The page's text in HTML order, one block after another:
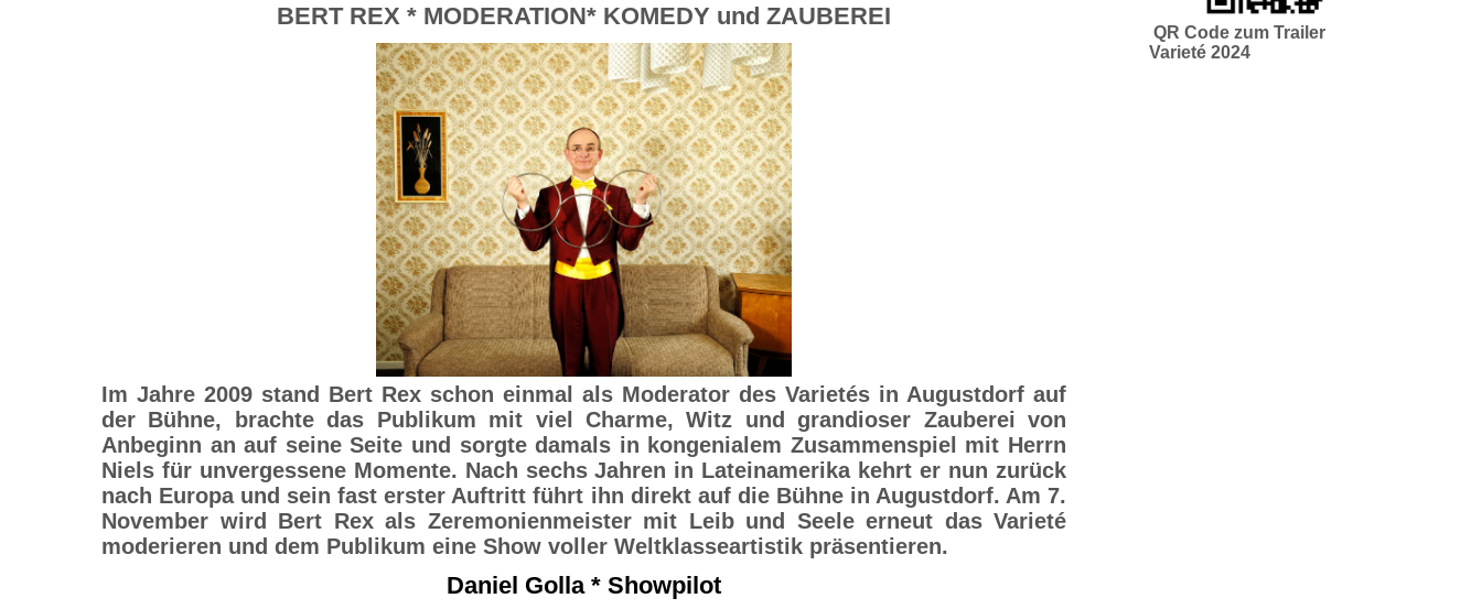
BERT REX * MODERATION* KOMEDY und ZAUBEREI
Im Jahre 2009 stand Bert Rex schon einmal als Moderator des Varietés in Augustdorf auf
der Bühne, brachte das Publikum mit viel Charme, Witz und grandioser Zauberei von
Anbeginn an auf seine Seite und sorgte damals in kongenialem Zusammenspiel mit Herrn
Niels für unvergessene Momente. Nach sechs Jahren in Lateinamerika kehrt er nun zurück
nach Europa und sein fast erster Auftritt führt ihn direkt auf die Bühne in Augustdorf. Am 7.
November wird Bert Rex als Zeremonienmeister mit Leib und Seele erneut das Varieté
moderieren und dem Publikum eine Show voller Weltklasseartistik präsentieren.
Daniel Golla * Showpilot
QR Code zum Trailer
Varieté 2024